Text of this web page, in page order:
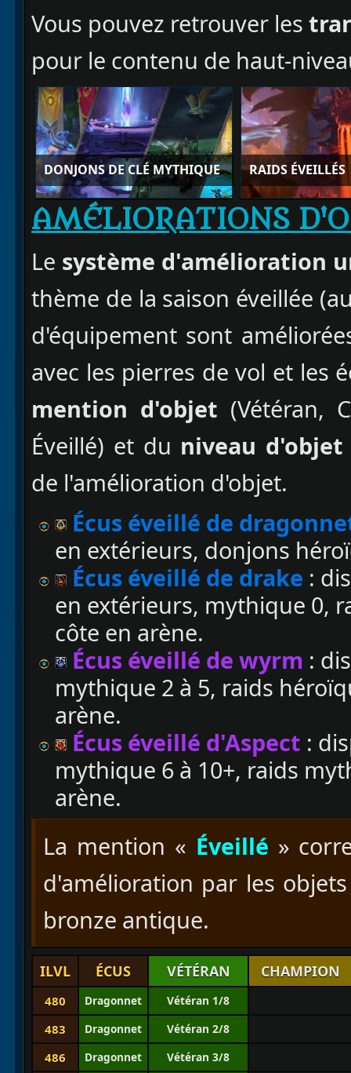
Vous pouvez retrouver les
pour le contenu de haut-
DONJONS DE CLÉ MYTHIQUE RAIDS ÉVEILLÉS
AMÉLIORATIONS
Le système d'amélioration
thème de la saison éveillée
d'équipement sont
avec les pierres de vol et les
mention d'objet (Vétéran,
Éveillé) et du niveau
de l'amélioration d'objet.
Écus éveillé de
en extérieurs, donjons
Écus éveillé de drake :
en extérieurs, mythique 0,
côte en arène.
Écus éveillé de wyrm :
mythique 2 à 5, raids
arène.
Écus éveillé d'Aspect :
mythique 6 à 10+, raids
arène.
La mention « Éveillé »
d'amélioration par les
bronze antique.
ILVL ÉCUS VÉTÉRAN CHAMPION
480 Dragonnet Vétéran 1/8
483 Dragonnet Vétéran 2/8
486 Dragonnet Vétéran 3/8